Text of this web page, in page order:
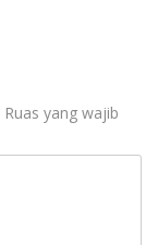
Ruas yang wajib